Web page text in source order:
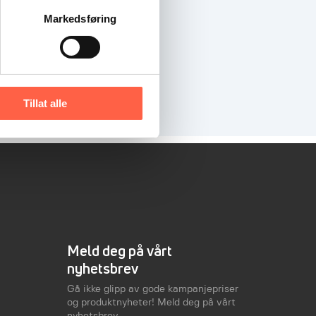
Markedsføring
Tillat alle
Meld deg på vårt
nyhetsbrev
Gå ikke glipp av gode kampanjepriser
og produktnyheter! Meld deg på vårt